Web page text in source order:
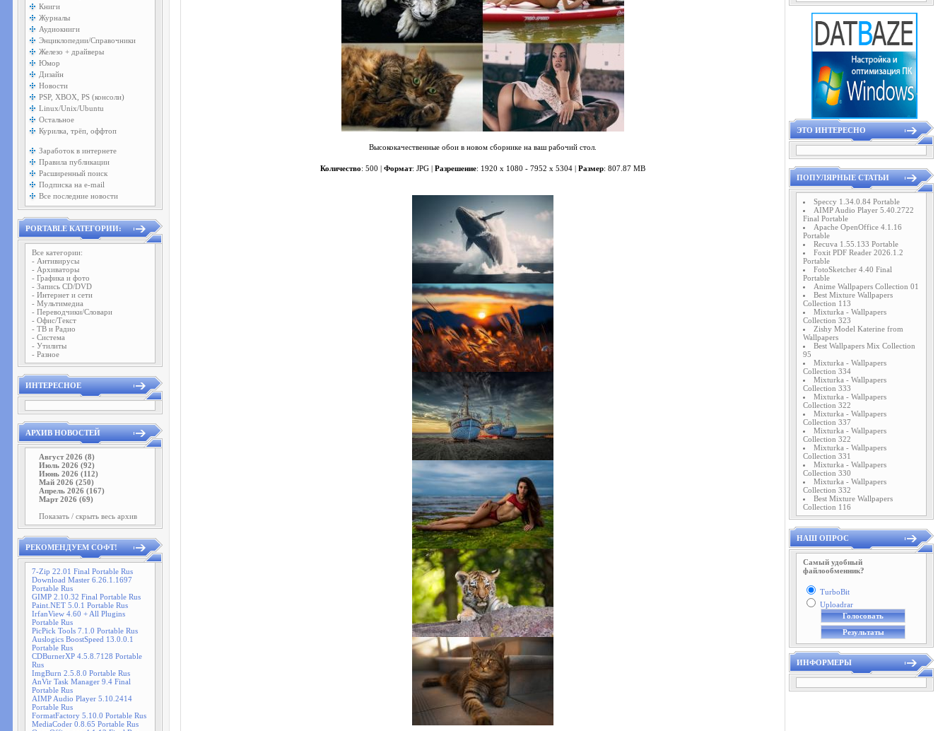
Книги
Журналы
Аудиокниги
Энциклопедии/Справочники
Железо + драйверы
Юмор
Дизайн
Новости
PSP, XBOX, PS (консоли)
Linux/Unix/Ubuntu
Остальное
Курилка, трёп, оффтоп
Заработок в интернете
Правила публикации
Расширенный поиск
Подписка на e-mail
Все последние новости
PORTABLE КАТЕГОРИИ:
Все категории:
- Антивирусы
- Архиваторы
- Графика и фото
- Запись CD/DVD
- Интернет и сети
- Мультимедиа
- Переводчики/Словари
- Офис/Текст
- ТВ и Радио
- Система
- Утилиты
- Разное
ИНТЕРЕСНОЕ
АРХИВ НОВОСТЕЙ
Август 2026 (8)
Июль 2026 (92)
Июнь 2026 (112)
Май 2026 (250)
Апрель 2026 (167)
Март 2026 (69)
Показать / скрыть весь архив
РЕКОМЕНДУЕМ СОФТ!
7-Zip 22.01 Final Portable Rus
Download Master 6.26.1.1697
Portable Rus
GIMP 2.10.32 Final Portable Rus
Paint.NET 5.0.1 Portable Rus
IrfanView 4.60 + All Plugins
Portable Rus
PicPick Tools 7.1.0 Portable Rus
Auslogics BoostSpeed 13.0.0.1
Portable Rus
CDBurnerXP 4.5.8.7128 Portable
Rus
ImgBurn 2.5.8.0 Portable Rus
AnVir Task Manager 9.4 Final
Portable Rus
AIMP Audio Player 5.10.2414
Portable Rus
FormatFactory 5.10.0 Portable Rus
MediaCoder 0.8.65 Portable Rus
Высококачественные обои в новом сборнике на ваш рабочий стол.
Количество: 500 | Формат: JPG | Разрешение: 1920 x 1080 - 7952 x 5304 | Размер: 807.87 MB
ЭТО ИНТЕРЕСНО
ПОПУЛЯРНЫЕ СТАТЬИ
Speccy 1.34.0.84 Portable
AIMP Audio Player 5.40.2722
Final Portable
Apache OpenOffice 4.1.16
Portable
Recuva 1.55.133 Portable
Foxit PDF Reader 2026.1.2
Portable
FotoSketcher 4.40 Final
Portable
Anime Wallpapers Collection 01
Best Mixture Wallpapers
Collection 113
Mixturka - Wallpapers
Collection 323
Zishy Model Katerine from
Wallpapers
Best Wallpapers Mix Collection
95
Mixturka - Wallpapers
Collection 334
Mixturka - Wallpapers
Collection 333
Mixturka - Wallpapers
Collection 322
Mixturka - Wallpapers
Collection 337
Mixturka - Wallpapers
Collection 322
Mixturka - Wallpapers
Collection 331
Mixturka - Wallpapers
Collection 330
Mixturka - Wallpapers
Collection 332
Best Mixture Wallpapers
Collection 116
НАШ ОПРОС
Самый удобный
файлообменник?
TurboBit
Uploadrar
ИНФОРМЕРЫ